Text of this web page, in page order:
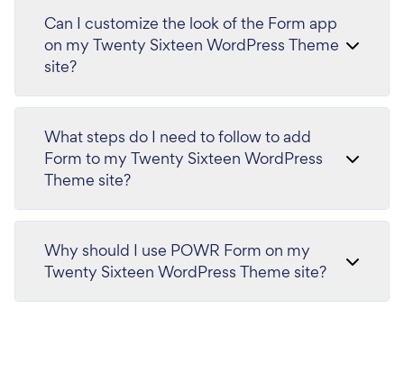
Can I customize the look of the Form app
on my Twenty Sixteen WordPress Theme
site?
What steps do I need to follow to add
Form to my Twenty Sixteen WordPress
Theme site?
Why should I use POWR Form on my
Twenty Sixteen WordPress Theme site?